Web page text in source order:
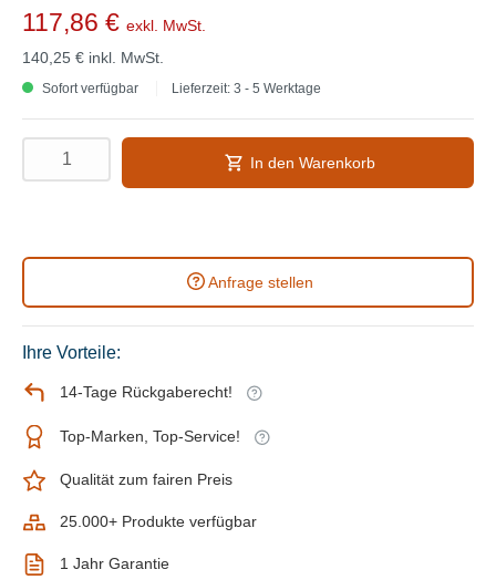
117,86 € exkl. MwSt.
140,25 € inkl. MwSt.
Sofort verfügbar Lieferzeit: 3 - 5 Werktage
In den Warenkorb
Anfrage stellen
Ihre Vorteile:
14-Tage Rückgaberecht!
Top-Marken, Top-Service!
Qualität zum fairen Preis
25.000+ Produkte verfügbar
1 Jahr Garantie